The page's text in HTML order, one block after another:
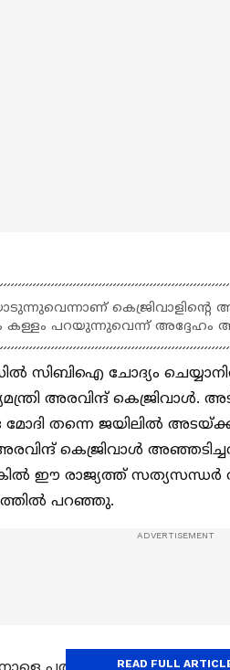
പറയുന്നുവെന്ന് അദ്ദേഹം
സിബിഐ ചോദ്യം
അരവിന്ദ് കെജ്രിവാള്‍.
മോദി തന്നെ ജയിലിൽ
കെജ്രിവാൾ
ഈ രാജ്യത്ത് സത്യസന്ധർ
പറഞ്ഞു.
പതിനാന്ന് മണിക്കാണ്
READ FULL